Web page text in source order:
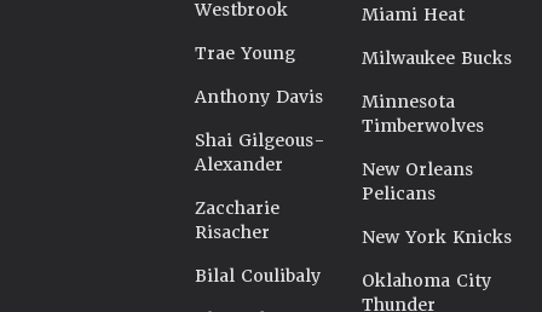
Westbrook
Trae Young
Anthony Davis
Shai Gilgeous-
Alexander
Zaccharie
Risacher
Bilal Coulibaly
Miami Heat
Milwaukee Bucks
Minnesota
Timberwolves
New Orleans
Pelicans
New York Knicks
Oklahoma City
Thunder